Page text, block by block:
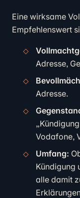
Eine wirksame
Empfehlenswert
Adresse,
Adresse.
Vodafone,
Umfang:
Kündigung
alle damit